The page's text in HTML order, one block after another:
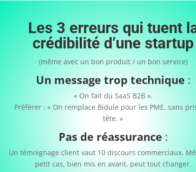
Les 3 erreurs qui tuent
crédibilité d’une startup
(même avec un bon produit / un bon service)
Un message trop technique :
« On fait du SaaS B2B ».
Préférer : « On remplace Bidule pour les PME, sans
tête. »
Pas de réassurance :
Un témoignage client vaut 10 discours commerciaux.
petit cas, bien mis en avant, peut tout changer.